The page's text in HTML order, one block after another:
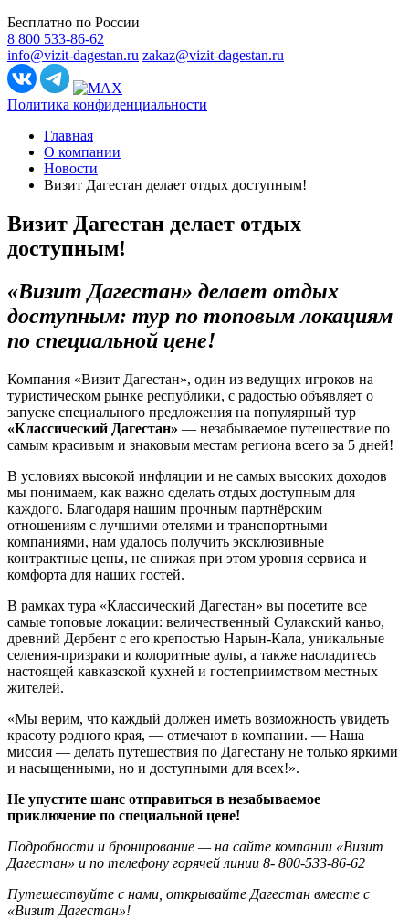
Бесплатно по России
8 800 533-86-62
info@vizit-dagestan.ru zakaz@vizit-dagestan.ru
Политика конфиденциальности
Главная
О компании
Новости
Визит Дагестан делает отдых доступным!
Визит Дагестан делает отдых
доступным!
«Визит Дагестан» делает отдых
доступным: тур по топовым локациям
по специальной цене!
Компания «Визит Дагестан», один из ведущих игроков на
туристическом рынке республики, с радостью объявляет о
запуске специального предложения на популярный тур
«Классический Дагестан» — незабываемое путешествие по
самым красивым и знаковым местам региона всего за 5 дней!
В условиях высокой инфляции и не самых высоких доходов
мы понимаем, как важно сделать отдых доступным для
каждого. Благодаря нашим прочным партнёрским
отношениям с лучшими отелями и транспортными
компаниями, нам удалось получить эксклюзивные
контрактные цены, не снижая при этом уровня сервиса и
комфорта для наших гостей.
В рамках тура «Классический Дагестан» вы посетите все
самые топовые локации: величественный Сулакский каньо,
древний Дербент с его крепостью Нарын-Кала, уникальные
селения-призраки и колоритные аулы, а также насладитесь
настоящей кавказской кухней и гостеприимством местных
жителей.
«Мы верим, что каждый должен иметь возможность увидеть
красоту родного края, — отмечают в компании. — Наша
миссия — делать путешествия по Дагестану не только яркими
и насыщенными, но и доступными для всех!».
Не упустите шанс отправиться в незабываемое
приключение по специальной цене!
Подробности и бронирование — на сайте компании «Визит
Дагестан» и по телефону горячей линии 8- 800-533-86-62
Путешествуйте с нами, открывайте Дагестан вместе с
«Визит Дагестан»!